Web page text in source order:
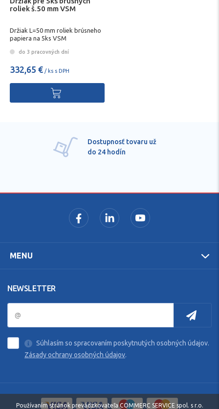
roliek š.50 mm VSM
Držiak L=50 mm roliek brúsneho
papiera na 5ks VSM
do 3 pracovných dní
332,65 € / ks s DPH
Pre každú položku
technické kvalifikované
MENU
NEWSLETTER
Súhlasím so spracovaním poskytnutých osobných údajov.
Zásady ochrany osobných údajov.
Používaním stránok prevádzkovateľa COMMERC SERVICE spol. s r.o.